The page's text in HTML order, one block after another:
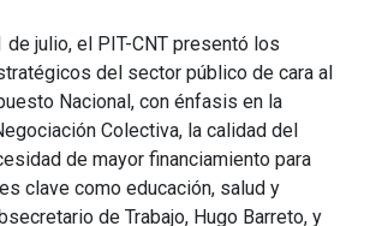
de julio, el PIT-CNT presentó los
del sector público de cara al
Nacional, con énfasis en la
Colectiva, la calidad del
de mayor financiamiento para
clave como educación, salud y
de Trabajo, Hugo Barreto, y